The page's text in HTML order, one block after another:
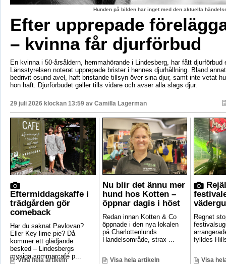
Hunden på bilden har inget med den aktuella
Efter upprepade
– kvinna får djurförbud
En kvinna i 50-årsåldern, hemmahörande i Lindesberg, har fått djurförbud
Länsstyrelsen noterat upprepade brister i hennes djurhållning. Bland
bedrivit osund avel, haft bristande tillsyn över sina djur, samt inte vetat
hon haft. Djurförbudet gäller tills vidare och avser alla slags djur.
29 juli 2026 klockan 13:59 av Camilla Lagerman
Eftermiddagskaffe i
trädgården gör
comeback
Har du saknat Pavlovan?
Eller Key lime pie? Då
kommer ett glädjande
besked – Lindesbergs
mysiga sommarcafé p...
Visa hela artikeln
Nu blir det ännu mer
hund hos Kotten –
öppnar dagis i höst
Redan innan Kotten & Co
öppnade i den nya lokalen
på Charlottenlunds
Handelsområde, strax ...
Visa hela artikeln
Regnet
fylldes
Visa